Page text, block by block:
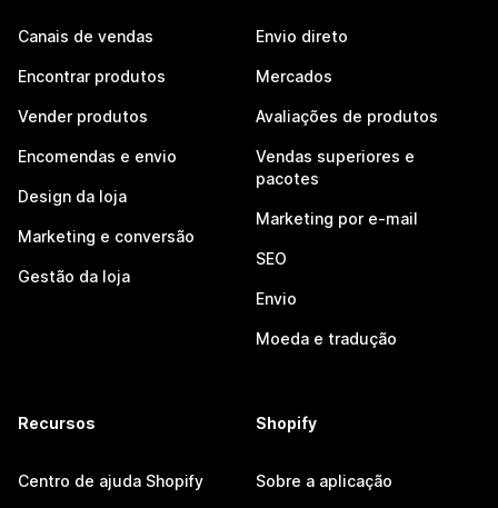
Canais de vendas
Encontrar produtos
Vender produtos
Encomendas e envio
Design da loja
Marketing e conversão
Gestão da loja
Envio direto
Mercados
Avaliações de produtos
Vendas superiores e
pacotes
Marketing por e-mail
SEO
Envio
Moeda e tradução
Recursos
Centro de ajuda Shopify
Shopify
Sobre a aplicação